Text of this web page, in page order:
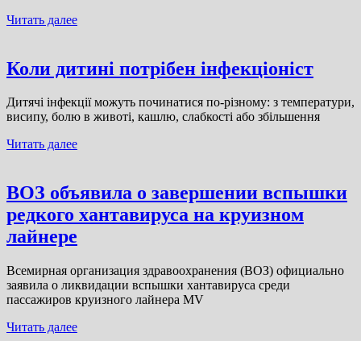
Читать далее
Коли дитині потрібен інфекціоніст
Дитячі інфекції можуть починатися по-різному: з температури,
висипу, болю в животі, кашлю, слабкості або збільшення
Читать далее
ВОЗ объявила о завершении вспышки
редкого хантавируса на круизном
лайнере
Всемирная организация здравоохранения (ВОЗ) официально
заявила о ликвидации вспышки хантавируса среди
пассажиров круизного лайнера MV
Читать далее